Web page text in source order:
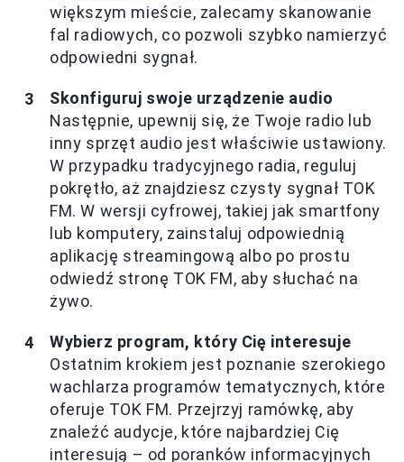
większym mieście, zalecamy skanowanie
fal radiowych, co pozwoli szybko namierzyć
odpowiedni sygnał.
Skonfiguruj swoje urządzenie audio
Następnie, upewnij się, że Twoje radio lub
inny sprzęt audio jest właściwie ustawiony.
W przypadku tradycyjnego radia, reguluj
pokrętło, aż znajdziesz czysty sygnał TOK
FM. W wersji cyfrowej, takiej jak smartfony
lub komputery, zainstaluj odpowiednią
aplikację streamingową albo po prostu
odwiedź stronę TOK FM, aby słuchać na
żywo.
Wybierz program, który Cię interesuje
Ostatnim krokiem jest poznanie szerokiego
wachlarza programów tematycznych, które
oferuje TOK FM. Przejrzyj ramówkę, aby
znaleźć audycje, które najbardziej Cię
interesują – od poranków informacyjnych